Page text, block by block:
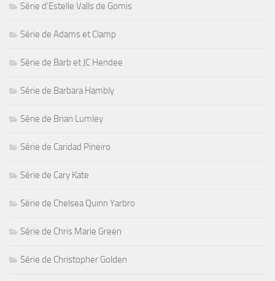
Série d'Estelle Valls de Gomis
Série de Adams et Clamp
Série de Barb et JC Hendee
Série de Barbara Hambly
Série de Brian Lumley
Série de Caridad Pineiro
Série de Cary Kate
Série de Chelsea Quinn Yarbro
Série de Chris Marie Green
Série de Christopher Golden